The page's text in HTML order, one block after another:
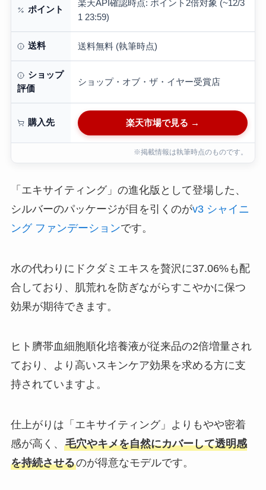
ポイント
楽天API確認時点: ポイント2倍対象 (~12/3
1 23:59)
送料 送料無料 (執筆時点)
ショップ
評価
ショップ・オブ・ザ・イヤー受賞店
購入先 楽天市場で見る →
※掲載情報は執筆時点のものです。
「エキサイティング」の進化版として登場した、
シルバーのパッケージが目を引くのがv3 シャイニ
ング ファンデーションです。
水の代わりにドクダミエキスを贅沢に37.06%も配
合しており、肌荒れを防ぎながらすこやかに保つ
効果が期待できます。
ヒト臍帯血細胞順化培養液が従来品の2倍増量され
ており、より高いスキンケア効果を求める方に支
持されていますよ。
仕上がりは「エキサイティング」よりもやや密着
感が高く、 毛穴やキメを自然にカバーして透明感
を持続させるのが得意なモデルです。